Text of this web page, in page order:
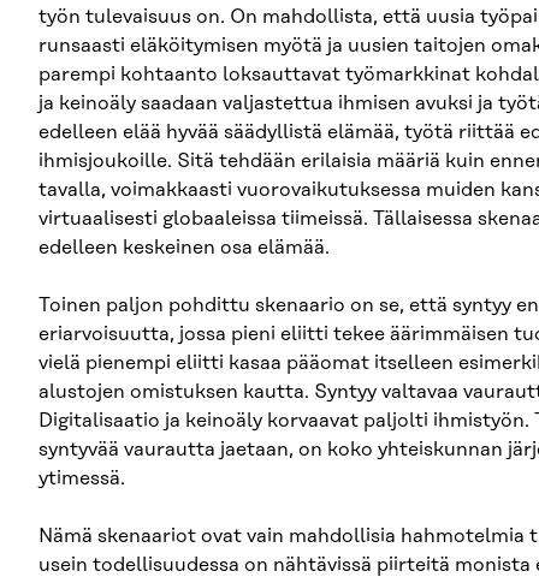
työn tulevaisuus on. On mahdollista, että uusia
runsaasti eläköitymisen myötä ja uusien taitojen
parempi kohtaanto loksauttavat työmarkkinat
ja keinoäly saadaan valjastettua ihmisen avuksi ja
edelleen elää hyvää säädyllistä elämää, työtä riittää
ihmisjoukoille. Sitä tehdään erilaisia määriä kuin
tavalla, voimakkaasti vuorovaikutuksessa muiden
virtuaalisesti globaaleissa tiimeissä. Tällaisessa
edelleen keskeinen osa elämää.
Toinen paljon pohdittu skenaario on se, että syntyy
eriarvoisuutta, jossa pieni eliitti tekee äärimmäisen
vielä pienempi eliitti kasaa pääomat itselleen
alustojen omistuksen kautta. Syntyy valtavaa
Digitalisaatio ja keinoäly korvaavat paljolti ihmistyön.
syntyvää vaurautta jaetaan, on koko yhteiskunnan
ytimessä.
Nämä skenaariot ovat vain mahdollisia hahmotelmia
usein todellisuudessa on nähtävissä piirteitä monista